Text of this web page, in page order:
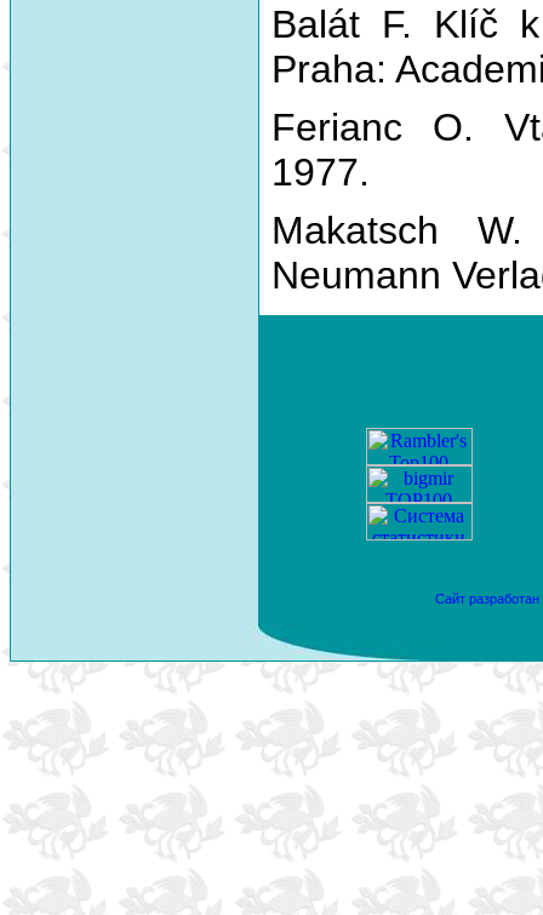
Balát F. Klíč
Praha:
Ferianc O.
1977.
Makatsch
Neumann
Сайт